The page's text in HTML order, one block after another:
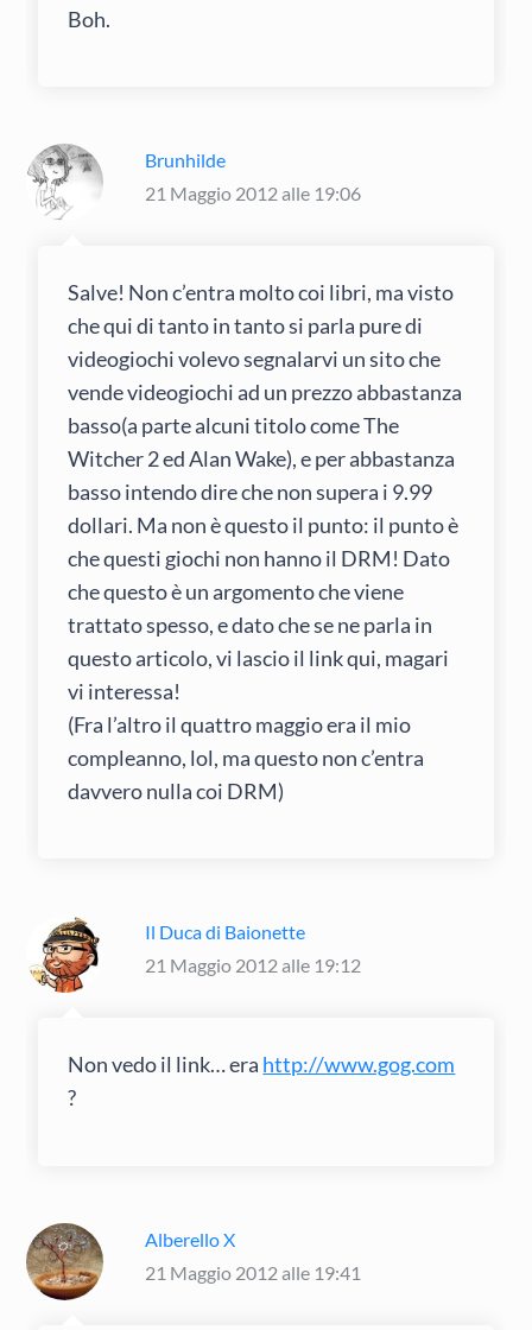
Boh.
Brunhilde
21 Maggio 2012 alle 19:06
Salve! Non c’entra molto coi libri, ma visto
che qui di tanto in tanto si parla pure di
videogiochi volevo segnalarvi un sito che
vende videogiochi ad un prezzo abbastanza
basso(a parte alcuni titolo come The
Witcher 2 ed Alan Wake), e per abbastanza
basso intendo dire che non supera i 9.99
dollari. Ma non è questo il punto: il punto è
che questi giochi non hanno il DRM! Dato
che questo è un argomento che viene
trattato spesso, e dato che se ne parla in
questo articolo, vi lascio il link qui, magari
vi interessa!
(Fra l’altro il quattro maggio era il mio
compleanno, lol, ma questo non c’entra
davvero nulla coi DRM)
Il Duca di Baionette
21 Maggio 2012 alle 19:12
Non vedo il link… era http://www.gog.com
?
Alberello X
21 Maggio 2012 alle 19:41